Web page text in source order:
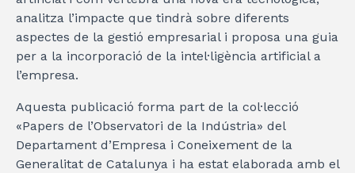
analitza l’impacte que tindrà sobre diferents
aspectes de la gestió empresarial i proposa una guia
per a la incorporació de la intel·ligència artificial a
l’empresa.
Aquesta publicació forma part de la col·lecció
«Papers de l’Observatori de la Indústria» del
Departament d’Empresa i Coneixement de la
Generalitat de Catalunya i ha estat elaborada amb el